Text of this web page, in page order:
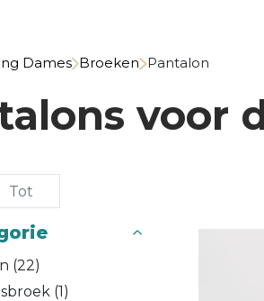
Dames Broeken Pantalon
voor
(22)
(1)